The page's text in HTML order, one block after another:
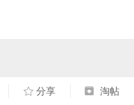
分享 淘帖